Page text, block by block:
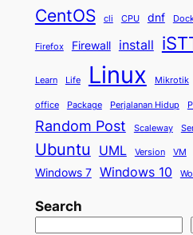
CentOS cli CPU dnf
Firefox Firewall install
Learn Life Linux Mikrotik
office Package Perjalanan Hidup
Random Post Scaleway
Ubuntu UML Version VM
Windows 7 Windows 10
Search